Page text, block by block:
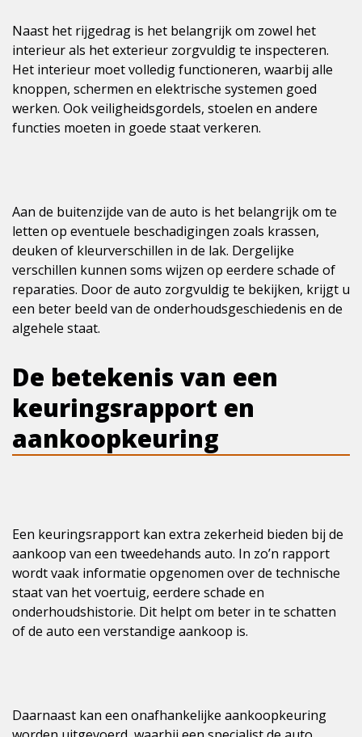
Naast het rijgedrag is het belangrijk om zowel het
interieur als het exterieur zorgvuldig te inspecteren.
Het interieur moet volledig functioneren, waarbij alle
knoppen, schermen en elektrische systemen goed
werken. Ook veiligheidsgordels, stoelen en andere
functies moeten in goede staat verkeren.
Aan de buitenzijde van de auto is het belangrijk om te
letten op eventuele beschadigingen zoals krassen,
deuken of kleurverschillen in de lak. Dergelijke
verschillen kunnen soms wijzen op eerdere schade of
reparaties. Door de auto zorgvuldig te bekijken, krijgt u
een beter beeld van de onderhoudsgeschiedenis en de
algehele staat.
De betekenis van een
keuringsrapport en
aankoopkeuring
Een keuringsrapport kan extra zekerheid bieden bij de
aankoop van een tweedehands auto. In zo’n rapport
wordt vaak informatie opgenomen over de technische
staat van het voertuig, eerdere schade en
onderhoudshistorie. Dit helpt om beter in te schatten
of de auto een verstandige aankoop is.
Daarnaast kan een onafhankelijke aankoopkeuring